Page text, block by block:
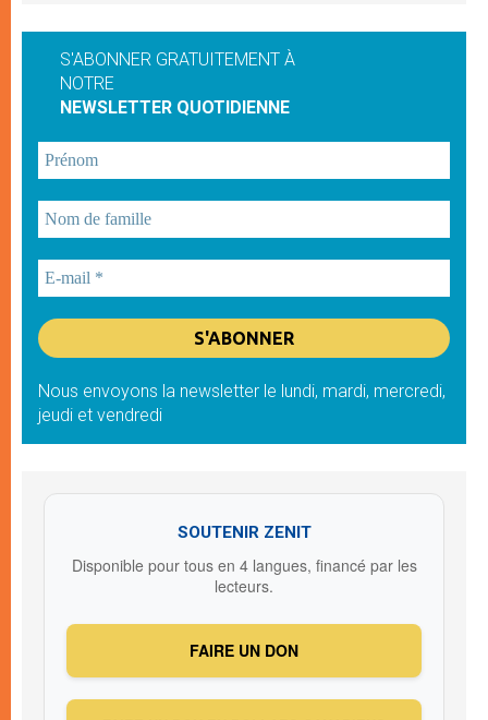
S'ABONNER GRATUITEMENT À
NOTRE
NEWSLETTER QUOTIDIENNE
Nous envoyons la newsletter le lundi, mardi, mercredi,
jeudi et vendredi
SOUTENIR ZENIT
Disponible pour tous en 4 langues, financé par les
lecteurs.
FAIRE UN DON